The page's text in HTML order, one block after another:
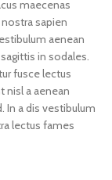
maecenas
sapien
aenean
in sodales.
fusce lectus
nisl a aenean
In a dis vestibulum
lectus fames